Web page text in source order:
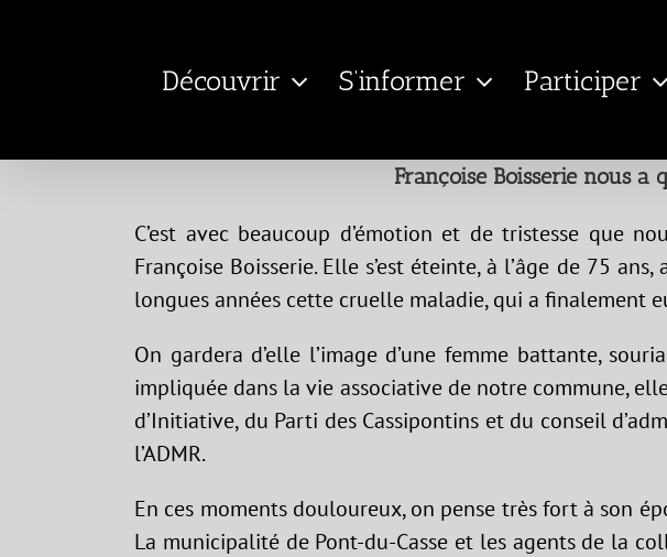
Découvrir S’informer Participer
Françoise Boisserie nous a
C’est avec beaucoup d’émotion et de tristesse que
Françoise Boisserie. Elle s’est éteinte, à l’âge de 75
longues années cette cruelle maladie, qui a finalement
On gardera d’elle l’image d’une femme battante,
impliquée dans la vie associative de notre commune,
d’Initiative, du Parti des Cassipontins et du conseil
l’ADMR.
En ces moments douloureux, on pense très fort à son
La municipalité de Pont-du-Casse et les agents de la